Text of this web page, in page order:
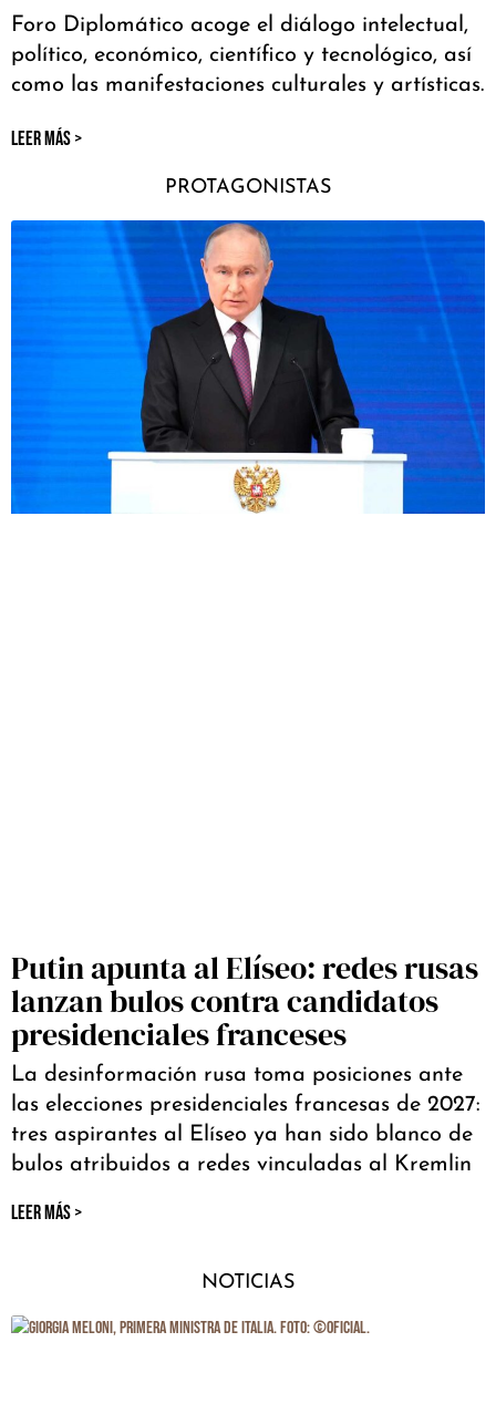
Foro Diplomático acoge el diálogo intelectual,
político, económico, científico y tecnológico, así
como las manifestaciones culturales y artísticas.
LEER MÁS >
PROTAGONISTAS
Putin apunta al Elíseo: redes rusas
lanzan bulos contra candidatos
presidenciales franceses
La desinformación rusa toma posiciones ante
las elecciones presidenciales francesas de 2027:
tres aspirantes al Elíseo ya han sido blanco de
bulos atribuidos a redes vinculadas al Kremlin
LEER MÁS >
NOTICIAS